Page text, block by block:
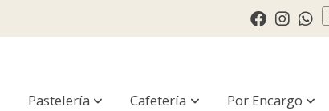
Pastelería Cafetería Por Encargo